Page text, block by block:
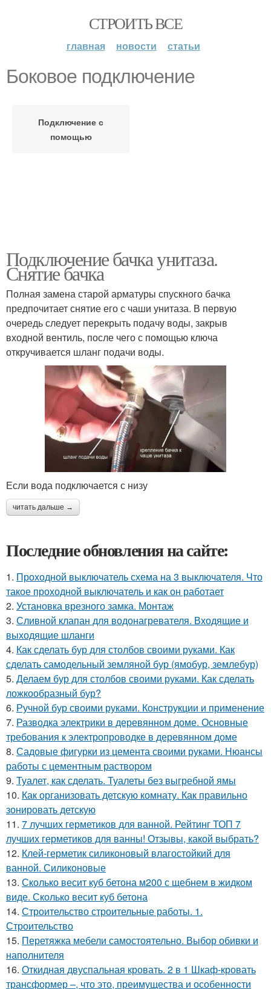
СТРОИТЬ ВСЕ
главная новости статьи
Боковое подключение
Подключение с
помощью
Подключение бачка унитаза.
Снятие бачка
Полная замена старой арматуры спускного бачка
предпочитает снятие его с чаши унитаза. В первую
очередь следует перекрыть подачу воды, закрыв
входной вентиль, после чего с помощью ключа
откручивается шланг подачи воды.
Если вода подключается с низу
читать дальше →
Последние обновления на сайте:
1. Проходной выключатель схема на 3 выключателя. Что
такое проходной выключатель и как он работает
2. Установка врезного замка. Монтаж
3. Сливной клапан для водонагревателя. Входящие и
выходящие шланги
4. Как сделать бур для столбов своими руками. Как
сделать самодельный земляной бур (ямобур, землебур)
5. Делаем бур для столбов своими руками. Как сделать
ложкообразный бур?
6. Ручной бур своими руками. Конструкции и применение
7. Разводка электрики в деревянном доме. Основные
требования к электропроводке в деревянном доме
8. Садовые фигурки из цемента своими руками. Нюансы
работы с цементным раствором
9. Туалет, как сделать. Туалеты без выгребной ямы
10. Как организовать детскую комнату. Как правильно
зонировать детскую
11. 7 лучших герметиков для ванной. Рейтинг ТОП 7
лучших герметиков для ванны! Отзывы, какой выбрать?
12. Клей-герметик силиконовый влагостойкий для
ванной. Силиконовые
13. Сколько весит куб бетона м200 с щебнем в жидком
виде. Сколько весит куб бетона
14. Строительство строительные работы. 1.
Строительство
15. Перетяжка мебели самостоятельно. Выбор обивки и
наполнителя
16. Откидная двуспальная кровать. 2 в 1 Шкаф-кровать
трансформер –, что это, преимущества и особенности